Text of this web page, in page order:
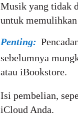
Musik yang tidak
untuk
Penting:
sebelumnya
atau iBookstore.
Isi pembelian,
iCloud Anda.